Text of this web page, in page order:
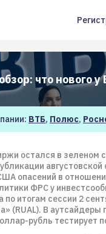
что нового у
ВТБ, Полюс,
остался в зеленом
августовской
опасений в
ФРС у
по итогам сессии 2
(RUAL). В аутсайдеры
рубль тестирует